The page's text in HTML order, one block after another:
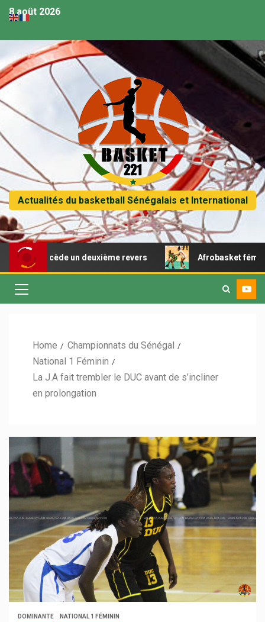
8 août 2026
Actualités du basketball Sénégalais et International
un deuxième revers Afrobasket féminin U18
Home
Championnats du Sénégal
National 1 Féminin
La J.A fait trembler le DUC avant de s’incliner
en prolongation
DOMINANTE NATIONAL 1 FÉMININ